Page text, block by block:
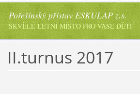
Pořešínský přístav ESKULAP z.s.
SKVĚLÉ LETNÍ MÍSTO PRO VAŠE DĚTI
II.turnus 2017